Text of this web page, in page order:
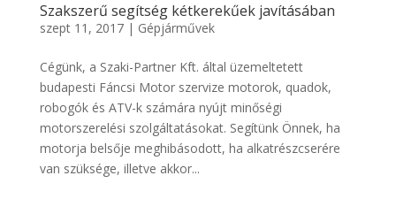
Szakszerű segítség kétkerekűek javításában
szept 11, 2017| Gépjárművek
Cégünk, a Szaki-Partner Kft. által üzemeltetett
budapesti Fáncsi Motor szervize motorok, quadok,
robogók és ATV-k számára nyújt minőségi
motorszerelési szolgáltatásokat. Segítünk Önnek, ha
motorja belsője meghibásodott, ha alkatrészcserére
van szüksége, illetve akkor...